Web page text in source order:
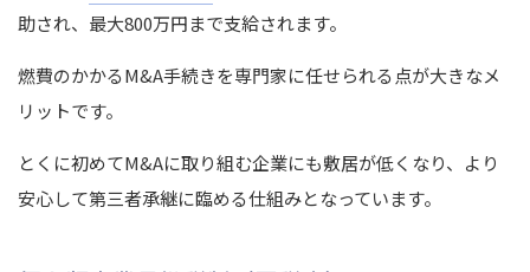
助され、最大800万円まで支給されます。
燃費のかかるM&A手続きを専門家に任せられる点が大きなメ
リットです。
とくに初めてM&Aに取り組む企業にも敷居が低くなり、より
安心して第三者承継に臨める仕組みとなっています。